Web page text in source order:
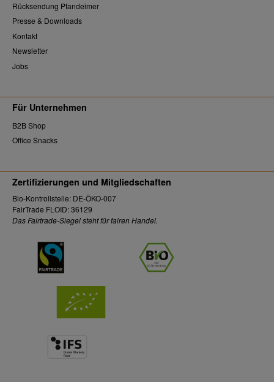
Rücksendung Pfandeimer
Presse & Downloads
Kontakt
Newsletter
Jobs
Für Unternehmen
B2B Shop
Office Snacks
Zertifizierungen und Mitgliedschaften
Bio-Kontrollstelle: DE-ÖKO-007
FairTrade FLOID: 36129
Das Fairtrade-Siegel steht für fairen Handel.